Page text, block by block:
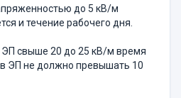
до 5 кВ/м
и течение рабочего дня.
ЭП свыше 20 до 25 кВ/м время
ЭП не должно превышать 10